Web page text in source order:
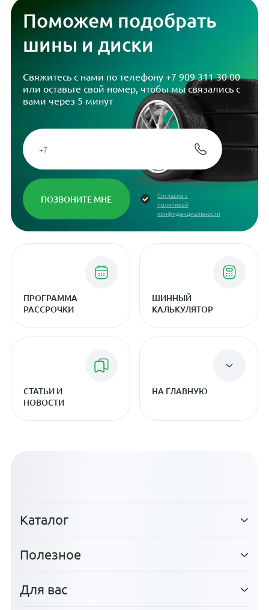
Поможем подобрать
шины и диски
Свяжитесь с нами по телефону +7 909 311 30 00
или оставьте свой номер, чтобы мы связались с
вами через 5 минут
Согласие с
политикой
конфиденциальности
ПРОГРАММА
РАССРОЧКИ
ШИННЫЙ
КАЛЬКУЛЯТОР
СТАТЬИ И
НОВОСТИ
НА ГЛАВНУЮ
Каталог
Полезное
Для вас